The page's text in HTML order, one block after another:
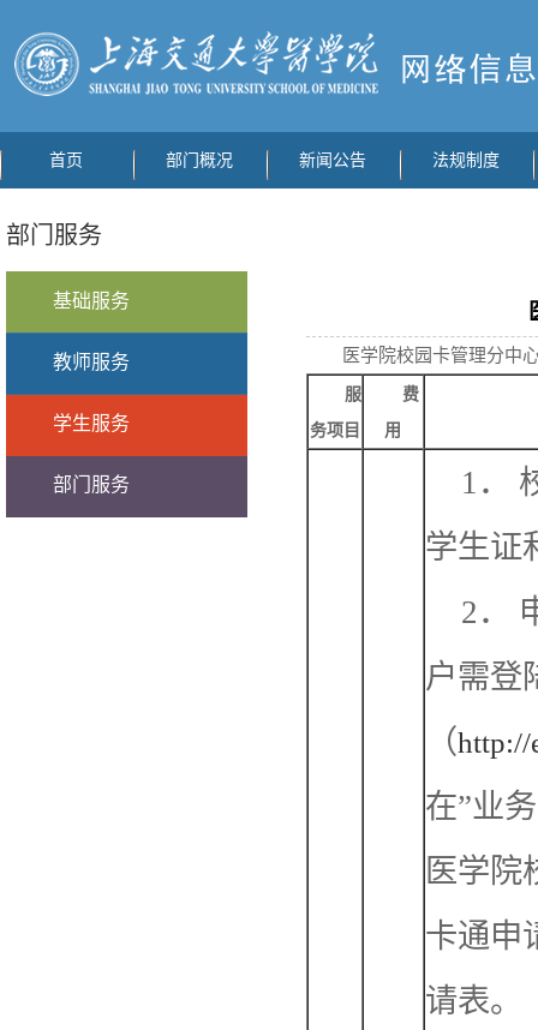
首页 部门概况 新闻公告 法规制度
部门服务
基础服务
教师服务
学生服务
部门服务
医学院校园卡管理分中
服
务项目
费
用
1．
学生证
2．
户需登
（http://
在”业
医学院
卡通申
请表。